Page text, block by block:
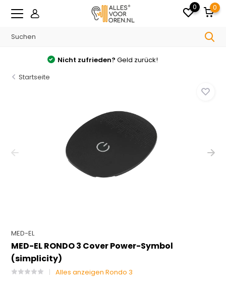
0 0
KostenlosVersand ab €150 in Deutschland
Startseite
MED-EL
MED-EL RONDO 3 Cover Power-Symbol
(simplicity)
Alles anzeigen Rondo 3